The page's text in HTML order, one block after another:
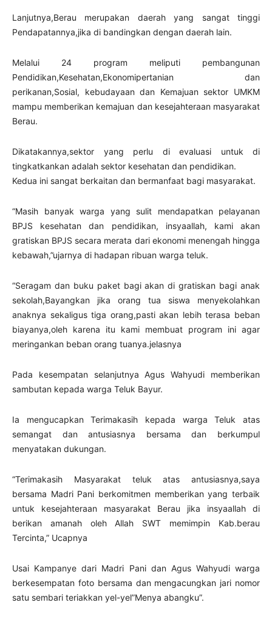
Lanjutnya,Berau merupakan daerah yang sangat tinggi
Pendapatannya,jika di bandingkan dengan daerah lain.
Melalui 24 program meliputi pembangunan
Pendidikan,Kesehatan,Ekonomipertanian dan
perikanan,Sosial, kebudayaan dan Kemajuan sektor UMKM
mampu memberikan kemajuan dan kesejahteraan masyarakat
Berau.
Dikatakannya,sektor yang perlu di evaluasi untuk di
tingkatkankan adalah sektor kesehatan dan pendidikan.
Kedua ini sangat berkaitan dan bermanfaat bagi masyarakat.
“Masih banyak warga yang sulit mendapatkan pelayanan
BPJS kesehatan dan pendidikan, insyaallah, kami akan
gratiskan BPJS secara merata dari ekonomi menengah hingga
kebawah,”ujarnya di hadapan ribuan warga teluk.
“Seragam dan buku paket bagi akan di gratiskan bagi anak
sekolah,Bayangkan jika orang tua siswa menyekolahkan
anaknya sekaligus tiga orang,pasti akan lebih terasa beban
biayanya,oleh karena itu kami membuat program ini agar
meringankan beban orang tuanya.jelasnya
Pada kesempatan selanjutnya Agus Wahyudi memberikan
sambutan kepada warga Teluk Bayur.
Ia mengucapkan Terimakasih kepada warga Teluk atas
semangat dan antusiasnya bersama dan berkumpul
menyatakan dukungan.
“Terimakasih Masyarakat teluk atas antusiasnya,saya
bersama Madri Pani berkomitmen memberikan yang terbaik
untuk kesejahteraan masyarakat Berau jika insyaallah di
berikan amanah oleh Allah SWT memimpin Kab.berau
Tercinta,” Ucapnya
Usai Kampanye dari Madri Pani dan Agus Wahyudi warga
berkesempatan foto bersama dan mengacungkan jari nomor
satu sembari teriakkan yel-yel”Menya abangku”.